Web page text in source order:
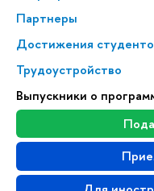
Партнеры
Достижения
Трудоустройство
Выпускники о